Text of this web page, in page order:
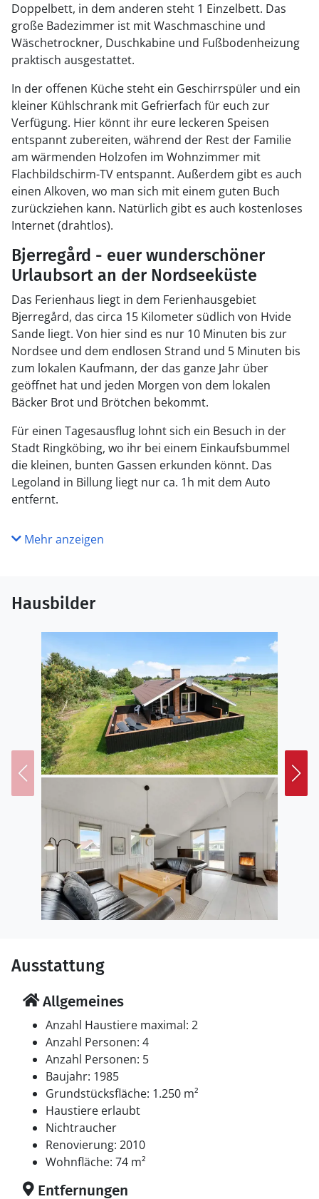
Doppelbett, in dem anderen steht 1 Einzelbett. Das
große Badezimmer ist mit Waschmaschine und
Wäschetrockner, Duschkabine und Fußbodenheizung
praktisch ausgestattet.
In der offenen Küche steht ein Geschirrspüler und ein
kleiner Kühlschrank mit Gefrierfach für euch zur
Verfügung. Hier könnt ihr eure leckeren Speisen
entspannt zubereiten, während der Rest der Familie
am wärmenden Holzofen im Wohnzimmer mit
Flachbildschirm-TV entspannt. Außerdem gibt es auch
einen Alkoven, wo man sich mit einem guten Buch
zurückziehen kann. Natürlich gibt es auch kostenloses
Internet (drahtlos).
Bjerregård - euer wunderschöner
Urlaubsort an der Nordseeküste
Das Ferienhaus liegt in dem Ferienhausgebiet
Bjerregård, das circa 15 Kilometer südlich von Hvide
Sande liegt. Von hier sind es nur 10 Minuten bis zur
Nordsee und dem endlosen Strand und 5 Minuten bis
zum lokalen Kaufmann, der das ganze Jahr über
geöffnet hat und jeden Morgen von dem lokalen
Bäcker Brot und Brötchen bekommt.
Für einen Tagesausflug lohnt sich ein Besuch in der
Stadt Ringköbing, wo ihr bei einem Einkaufsbummel
die kleinen, bunten Gassen erkunden könnt. Das
Legoland in Billung liegt nur ca. 1h mit dem Auto
entfernt.
Mehr anzeigen
Hausbilder
Ausstattung
Allgemeines
Anzahl Haustiere maximal: 2
Anzahl Personen: 4
Anzahl Personen: 5
Baujahr: 1985
Grundstücksfläche: 1.250 m²
Haustiere erlaubt
Nichtraucher
Renovierung: 2010
Wohnfläche: 74 m²
Entfernungen